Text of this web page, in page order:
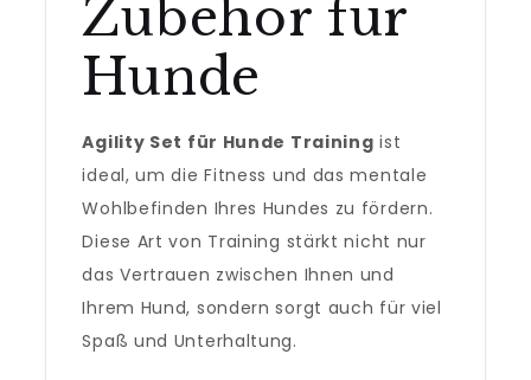
Zubehör für
Hunde
Agility Set für Hunde Training ist
ideal, um die Fitness und das mentale
Wohlbefinden Ihres Hundes zu fördern.
Diese Art von Training stärkt nicht nur
das Vertrauen zwischen Ihnen und
Ihrem Hund, sondern sorgt auch für viel
Spaß und Unterhaltung.